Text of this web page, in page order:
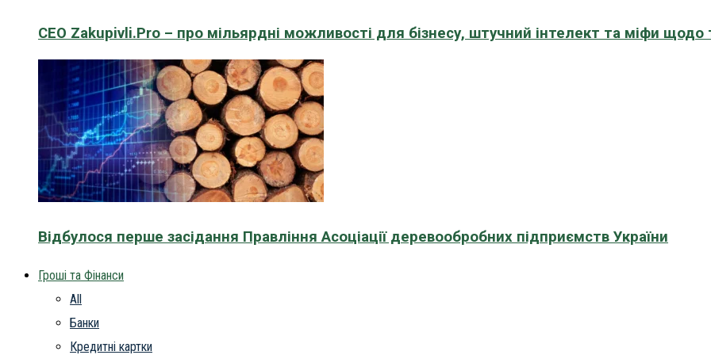
CEO Zakupivli.Pro – про мільярдні можливості для бізнесу, штучний інтелект та міфи щодо
Відбулося перше засідання Правління Асоціації деревообробних підприємств України
Гроші та Фінанси
All
Банки
Кредитні картки